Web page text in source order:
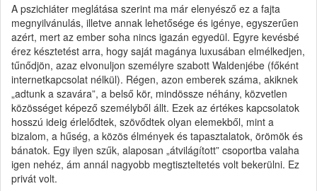
A pszichiáter meglátása szerint ma már elenyésző ez a fajta
megnyilvánulás, illetve annak lehetősége és igénye, egyszerűen
azért, mert az ember soha nincs igazán egyedül. Egyre kevésbé
érez késztetést arra, hogy saját magánya luxusában elmélkedjen,
tűnődjön, azaz elvonuljon személyre szabott Waldenjébe (főként
internetkapcsolat nélkül). Régen, azon emberek száma, akiknek
„adtunk a szavára”, a belső kör, mindössze néhány, közvetlen
közösséget képező személyből állt. Ezek az értékes kapcsolatok
hosszú ideig érlelődtek, szövődtek olyan elemekből, mint a
bizalom, a hűség, a közös élmények és tapasztalatok, örömök és
bánatok. Egy ilyen szűk, alaposan „átvilágított” csoportba valaha
igen nehéz, ám annál nagyobb megtiszteltetés volt bekerülni. Ez
privát volt.